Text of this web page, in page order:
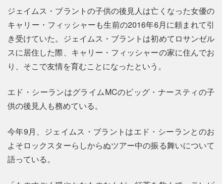
ジェイムス・ブラントの子供の後見人は亡くなった女優の
キャリー・フィッシャーも生前の2016年6月に頼まれて引
き受けていた。ジェイムス・ブラントは初めてロサンゼル
スに居住した際、キャリー・フィッシャーの家に住んでお
り、そこで友情を育むことになったという。
エド・シーランはグライムMCのビッグ・ナースティの子
供の後見人も務めている。
今年9月、ジェイムス・ブラントはエド・シーランとのお
よそロックスターらしからぬツアー中の振る舞いについて
語っている。